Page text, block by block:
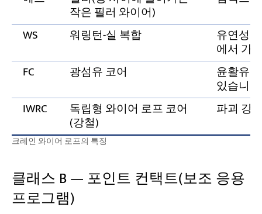
작은 필러 와이어)
WS 워링턴-실 복합 유연성
에서 가
FC
광섬유 코어 윤활유
있습니
IWRC
독립형 와이어 로프 코어
(강철)
파괴 강
크레인 와이어 로프의 특징
클래스 B — 포인트 컨택트(보조 응용
프로그램)